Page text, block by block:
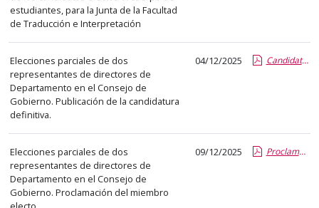
anuncio
estudiantes, para la Junta de la Facultad
de Traducción e Interpretación
Elecciones parciales de dos
representantes de directores de
Departamento en el Consejo de
Gobierno. Publicación de la candidatura
definitiva.
04/12/2025 Candidaturas definitivas CG 2025.pdf.pdf
Elecciones parciales de dos
representantes de directores de
Departamento en el Consejo de
Gobierno. Proclamación del miembro
09/12/2025 Proclamacion miembros CG 2025_2.pdf.pdf